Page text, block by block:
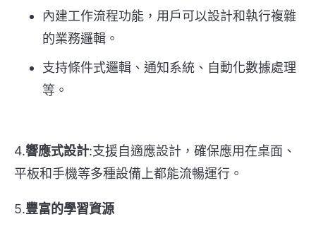
內建工作流程功能，用戶可以設計和執行複雜
的業務邏輯。
支持條件式邏輯、通知系統、自動化數據處理
等。
4.響應式設計:支援自適應設計，確保應用在桌面、
平板和手機等多種設備上都能流暢運行。
5.豐富的學習資源